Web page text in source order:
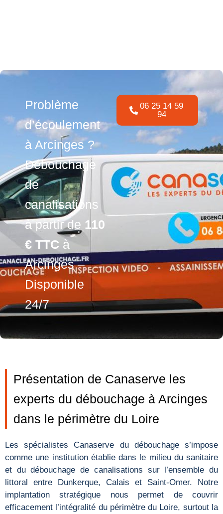
Problème
d’écoulement
à Arcinges ?
Débouchage
de
canalisations
à partir de 110
€ TTC à
Arcinges –
Disponible
24/7
06 25 14 59
94
Présentation de Canaserve les
experts du débouchage à Arcinges
dans le périmètre du Loire
Les spécialistes Canaserve du débouchage s’impose
comme une institution établie dans le milieu du sanitaire
et du débouchage de canalisations sur l’ensemble du
littoral entre Dunkerque, Calais et Saint-Omer. Notre
implantation stratégique nous permet de couvrir
efficacement l’intégralité du périmètre du Loire, surtout la